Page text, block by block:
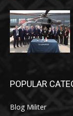
POPULAR
Blog Militer